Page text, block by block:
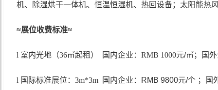
机、除湿烘干一体机、恒温恒湿机、热回设备；太阳能热
≈展位收费标准≈
l 室内光地（36㎡起租 ） 国内企业：RMB 1000元/㎡；国
l 国际标准展位： 3m*3m 国内企业： RMB 9800元/个 ；国